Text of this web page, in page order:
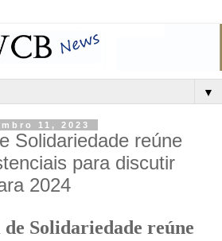
▼
11, 2023
Solidariedade reúne
para discutir
2024
Solidariedade reúne